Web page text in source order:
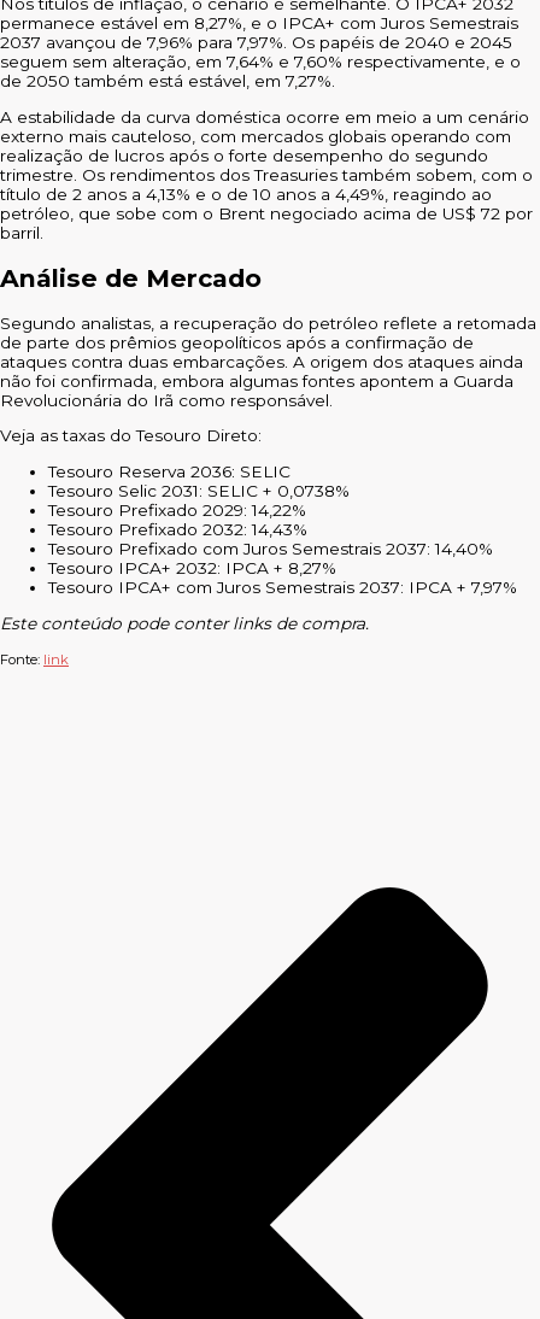
permanece estável em 8,27%, e o IPCA+ com Juros Semestrais
2037 avançou de 7,96% para 7,97%. Os papéis de 2040 e 2045
seguem sem alteração, em 7,64% e 7,60% respectivamente, e o
de 2050 também está estável, em 7,27%.
A estabilidade da curva doméstica ocorre em meio a um cenário
externo mais cauteloso, com mercados globais operando com
realização de lucros após o forte desempenho do segundo
trimestre. Os rendimentos dos Treasuries também sobem, com o
título de 2 anos a 4,13% e o de 10 anos a 4,49%, reagindo ao
petróleo, que sobe com o Brent negociado acima de US$ 72 por
barril.
Análise de Mercado
Segundo analistas, a recuperação do petróleo reflete a retomada
de parte dos prêmios geopolíticos após a confirmação de
ataques contra duas embarcações. A origem dos ataques ainda
não foi confirmada, embora algumas fontes apontem a Guarda
Revolucionária do Irã como responsável.
Veja as taxas do Tesouro Direto:
Tesouro Reserva 2036: SELIC
Tesouro Selic 2031: SELIC + 0,0738%
Tesouro Prefixado 2029: 14,22%
Tesouro Prefixado 2032: 14,43%
Tesouro Prefixado com Juros Semestrais 2037: 14,40%
Tesouro IPCA+ 2032: IPCA + 8,27%
Tesouro IPCA+ com Juros Semestrais 2037: IPCA + 7,97%
Este conteúdo pode conter links de compra.
Fonte: link